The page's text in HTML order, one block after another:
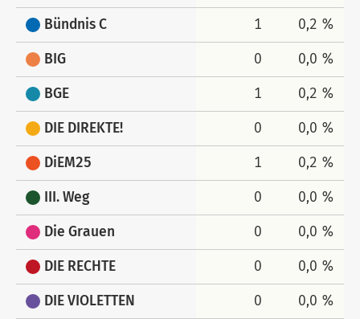
Bündnis C 1 0,2 %
BIG 0 0,0 %
BGE 1 0,2 %
DIE DIREKTE! 0 0,0 %
DiEM25 1 0,2 %
III. Weg 0 0,0 %
Die Grauen 0 0,0 %
DIE RECHTE 0 0,0 %
DIE VIOLETTEN 0 0,0 %